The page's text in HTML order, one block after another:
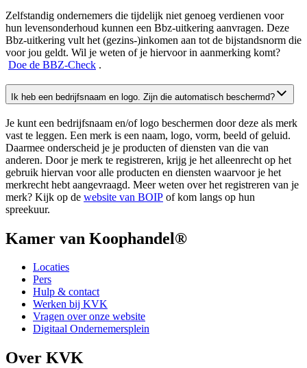
Zelfstandig ondernemers die tijdelijk niet genoeg verdienen voor
hun levensonderhoud kunnen een Bbz-uitkering aanvragen. Deze
Bbz-uitkering vult het (gezins-)inkomen aan tot de bijstandsnorm die
voor jou geldt. Wil je weten of je hiervoor in aanmerking komt?
Doe de BBZ-Check .
Ik heb een bedrijfsnaam en logo. Zijn die automatisch beschermd?
Je kunt een bedrijfsnaam en/of logo beschermen door deze als merk
vast te leggen. Een merk is een naam, logo, vorm, beeld of geluid.
Daarmee onderscheid je je producten of diensten van die van
anderen. Door je merk te registreren, krijg je het alleenrecht op het
gebruik hiervan voor alle producten en diensten waarvoor je het
merkrecht hebt aangevraagd. Meer weten over het registreren van je
merk? Kijk op de website van BOIP of kom langs op hun
spreekuur.
Kamer van Koophandel®
Locaties
Pers
Hulp & contact
Werken bij KVK
Vragen over onze website
Digitaal Ondernemersplein
Over KVK